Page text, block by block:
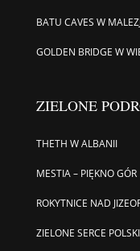
BATU CAVES W
GOLDEN BRIDGE W
ZIELONE
THETH W ALBANII
MESTIA – PIĘKNO GÓR
ROKYTNICE NAD
ZIELONE SERCE